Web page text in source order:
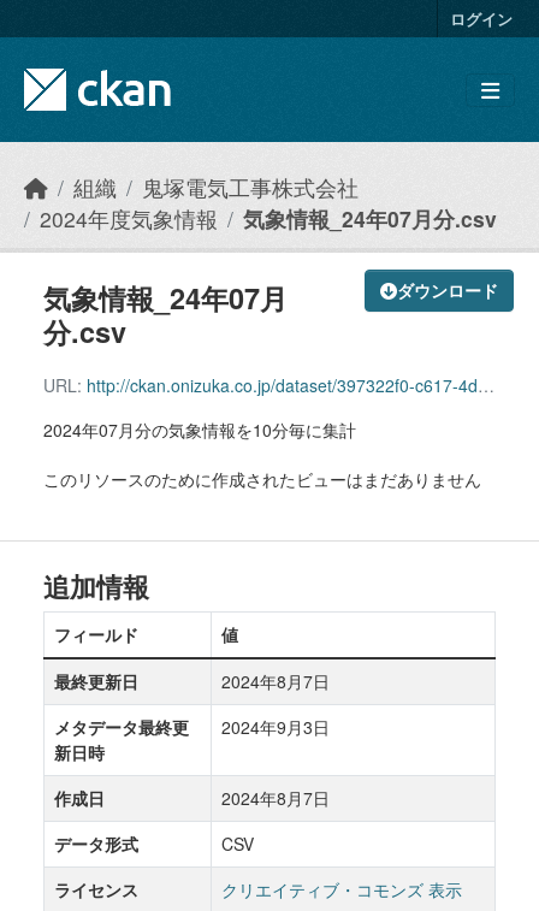
ログイン
組織
鬼塚電気工事株式会社
2024年度気象情報
気象情報_24年07月分.csv
ダウンロード
気象情報_24年07月
分.csv
URL: http://ckan.onizuka.co.jp/dataset/397322f0-c617-4d95-b0fc-e5aa18dc3706/resource/5c6b09cb-a3bc-4595-ab07-799ced52bc15/download/weather_2407.csv
2024年07月分の気象情報を10分毎に集計
このリソースのために作成されたビューはまだありません
追加情報
フィールド
値
最終更新日
2024年8月7日
メタデータ最終更
新日時
2024年9月3日
作成日
2024年8月7日
データ形式
CSV
ライセンス
クリエイティブ・コモンズ 表示